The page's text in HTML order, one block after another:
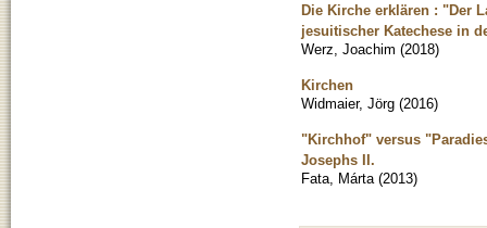
Die Kirche erklären : "Der
jesuitischer Katechese in
Werz, Joachim (2018)
Kirchen
Widmaier, Jörg (2016)
"Kirchhof" versus
Josephs II.
Fata, Márta (2013)